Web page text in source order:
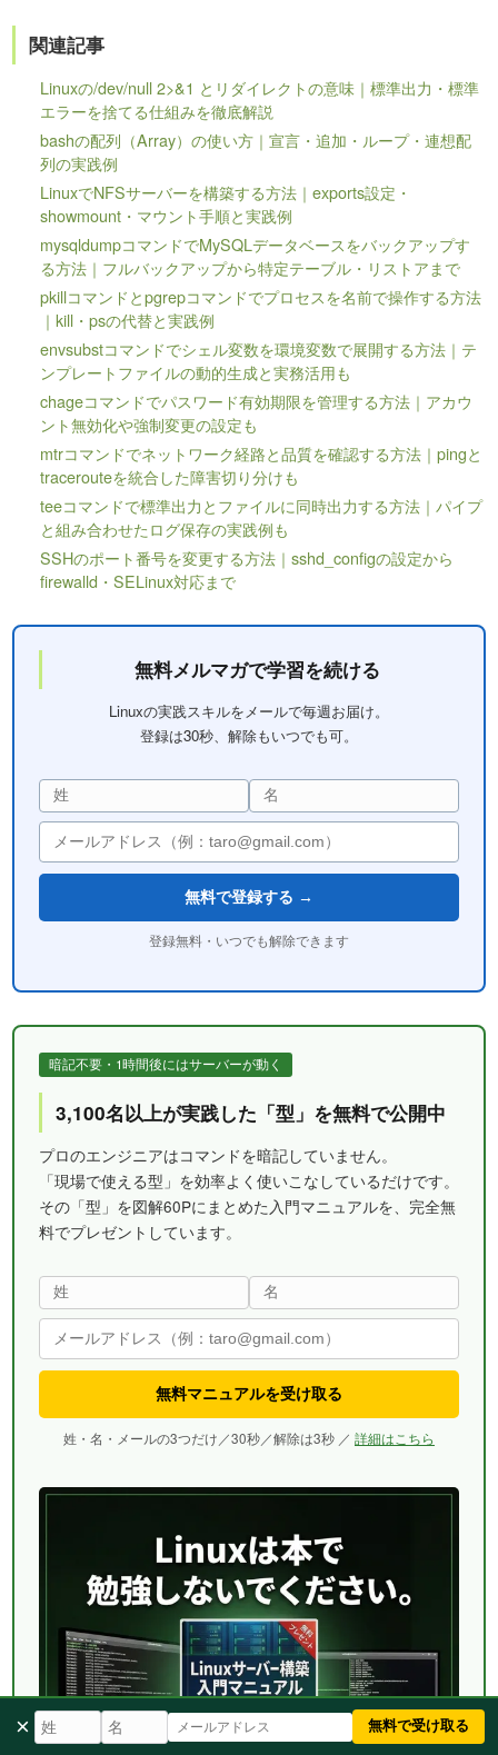
関連記事
Linuxの/dev/null 2>&1 とリダイレクトの意味｜標準出力・標準
エラーを捨てる仕組みを徹底解説
bashの配列（Array）の使い方｜宣言・追加・ループ・連想配
列の実践例
LinuxでNFSサーバーを構築する方法｜exports設定・
showmount・マウント手順と実践例
mysqldumpコマンドでMySQLデータベースをバックアップす
る方法｜フルバックアップから特定テーブル・リストアまで
pkillコマンドとpgrepコマンドでプロセスを名前で操作する方法
｜kill・psの代替と実践例
envsubstコマンドでシェル変数を環境変数で展開する方法｜テ
ンプレートファイルの動的生成と実務活用も
chageコマンドでパスワード有効期限を管理する方法｜アカウ
ント無効化や強制変更の設定も
mtrコマンドでネットワーク経路と品質を確認する方法｜pingと
tracerouteを統合した障害切り分けも
teeコマンドで標準出力とファイルに同時出力する方法｜パイプ
と組み合わせたログ保存の実践例も
SSHのポート番号を変更する方法｜sshd_configの設定から
firewalld・SELinux対応まで
無料メルマガで学習を続ける
Linuxの実践スキルをメールで毎週お届け。
登録は30秒、解除もいつでも可。
無料で登録する →
登録無料・いつでも解除できます
暗記不要・1時間後にはサーバーが動く
3,100名以上が実践した「型」を無料で公開中
プロのエンジニアはコマンドを暗記していません。
「現場で使える型」を効率よく使いこなしているだけです。
その「型」を図解60Pにまとめた入門マニュアルを、完全無
料でプレゼントしています。
無料マニュアルを受け取る
姓・名・メールの3つだけ／30秒／解除は3秒 ／ 詳細はこちら
× 無料で受け取る